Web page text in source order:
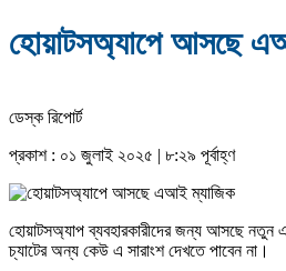
হোয়াটসঅ্যাপে আসছে
ডেস্ক রিপোর্ট
প্রকাশ : ০১ জুলাই ২০২৫ | ৮:২৯ পূর্বাহ্ণ
হোয়াটসঅ্যাপ ব্যবহারকারীদের জন্য আসছে নতুন
চ্যাটের অন্য কেউ এ সারাংশ দেখতে পাবেন না।